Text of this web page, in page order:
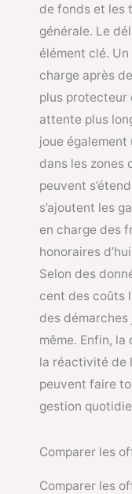
de fonds et les
générale. Le
élément clé.
charge après
plus protecteur
attente plus
joue également
dans les zones
peuvent
s’ajoutent les
en charge des
honoraires
Selon des
cent des coûts
des
même. Enfin, la
la réactivité de
peuvent faire
gestion
Comparer les
Comparer les